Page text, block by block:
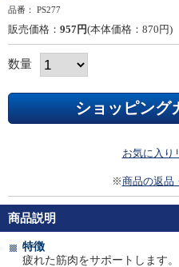
品番： PS277
販売価格： 957円(本体価格：870円)
数量
お気に入り
※商品の返品
商品説明
特徴
疲れた筋肉をサポートします